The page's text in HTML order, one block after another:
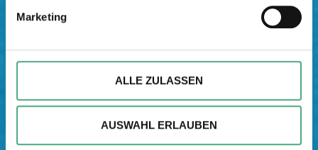
Erfahren Sie mehr darüber, wie Ihre persönlichen Daten
verarbeitet werden, und legen Sie Ihre Präferenzen im
Wir verwenden ggfs. Cookies, um Inhalte und Anzeigen
können und die Zugriffe auf unsere Website zu
analysieren. Außerdem geben wir ggfs. Informationen zu
Ihrer Verwendung unserer Website an unsere Partner für
Marketing
ALLE ZULASSEN
AUSWAHL ERLAUBEN